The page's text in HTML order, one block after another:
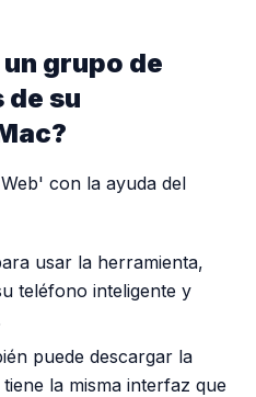
grupo de
de su
con la ayuda del
usar la herramienta,
teléfono inteligente y
puede descargar la
la misma interfaz que